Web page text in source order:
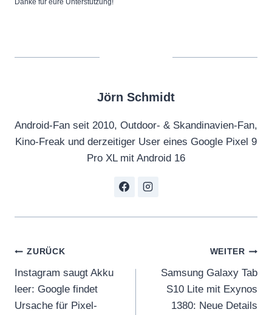
Danke für eure Unterstützung!
Jörn Schmidt
Android-Fan seit 2010, Outdoor- & Skandinavien-Fan,
Kino-Freak und derzeitiger User eines Google Pixel 9
Pro XL mit Android 16
Beitragsnavigation
ZURÜCK
Instagram saugt Akku
leer: Google findet
Ursache für Pixel-
WEITER
Samsung Galaxy Tab
S10 Lite mit Exynos
1380: Neue Details